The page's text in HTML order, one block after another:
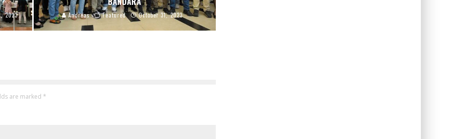
2023 Andreas Featured October 31, 2023
are marked *